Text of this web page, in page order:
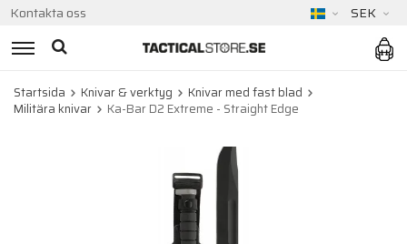
Kontakta oss SEK
Startsida Knivar & verktyg
Knivar med fast blad
Militära knivar
Ka-Bar D2 Extreme - Straight Edge